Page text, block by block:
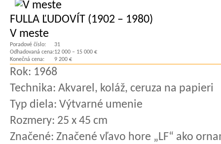
FULLA ĽUDOVÍT (1902 – 1980)
V meste
Poradové číslo:
31
Odhadovaná cena:12 000 – 15 000 €
Konečná cena:
9 200 €
Rok: 1968
Technika: Akvarel, koláž, ceruza na papieri
Typ diela: Výtvarné umenie
Rozmery: 25 x 45 cm
Značené: Značené vľavo hore „LF“ ako